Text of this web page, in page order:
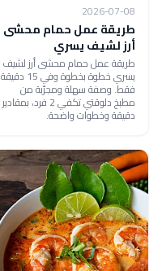
2026-07-08
طريقة عمل حمام محشى
أرز لشيف يسري
طريقة عمل حمام محشى أرز لشيف
يسري خطوة بخطوة وفي 15 دقيقة
فقط. وصفة سهلة ومجرّبة من
مطبخ دلوقتي تكفي 2 فرد، بمقادير
دقيقة وخطوات واضحة.